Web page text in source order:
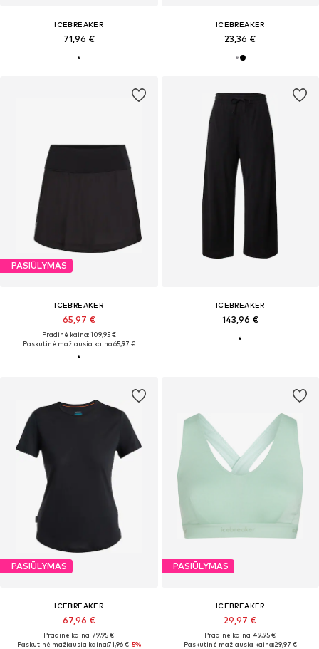
ICEBREAKER
71,96 €
ICEBREAKER
23,36 €
PASIŪLYMAS
ICEBREAKER
65,97 €
Pradinė kaina: 109,95 €
Paskutinė mažiausia kaina:65,97 €
ICEBREAKER
143,96 €
PASIŪLYMAS
ICEBREAKER
67,96 €
Pradinė kaina: 79,95 €
Paskutinė mažiausia kaina:71,96 €-5%
PASIŪLYMAS
ICEBREAKER
29,97 €
Pradinė kaina: 49,95 €
Paskutinė mažiausia kaina:29,97 €